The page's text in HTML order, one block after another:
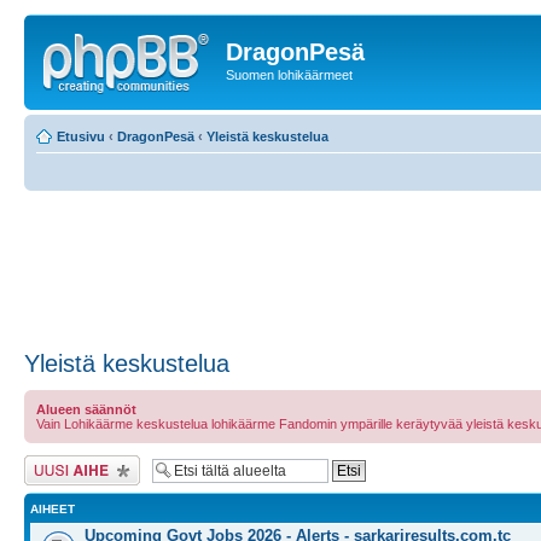
DragonPesä
Suomen lohikäärmeet
Etusivu ‹ DragonPesä ‹ Yleistä keskustelua
Yleistä keskustelua
Alueen säännöt
Vain Lohikäärme keskustelua lohikäärme Fandomin ympärille keräytyvää yleistä
Lähetä uusi viesti
AIHEET
Upcoming Govt Jobs 2026 - Alerts - sarkariresults.com.tc